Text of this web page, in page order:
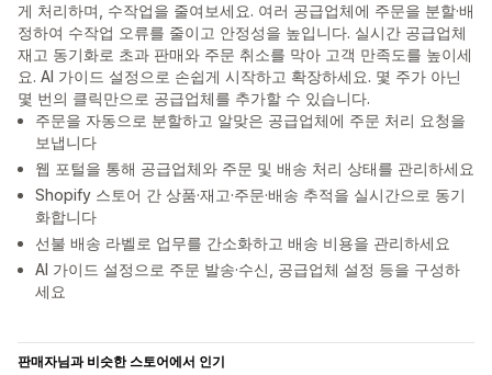
게 처리하며, 수작업을 줄여보세요. 여러 공급업체에 주문을 분할·배
정하여 수작업 오류를 줄이고 안정성을 높입니다. 실시간 공급업체
재고 동기화로 초과 판매와 주문 취소를 막아 고객 만족도를 높이세
요. AI 가이드 설정으로 손쉽게 시작하고 확장하세요. 몇 주가 아닌
몇 번의 클릭만으로 공급업체를 추가할 수 있습니다.
주문을 자동으로 분할하고 알맞은 공급업체에 주문 처리 요청을
보냅니다
웹 포털을 통해 공급업체와 주문 및 배송 처리 상태를 관리하세요
Shopify 스토어 간 상품·재고·주문·배송 추적을 실시간으로 동기
화합니다
선불 배송 라벨로 업무를 간소화하고 배송 비용을 관리하세요
AI 가이드 설정으로 주문 발송·수신, 공급업체 설정 등을 구성하
세요
판매자님과 비슷한 스토어에서 인기